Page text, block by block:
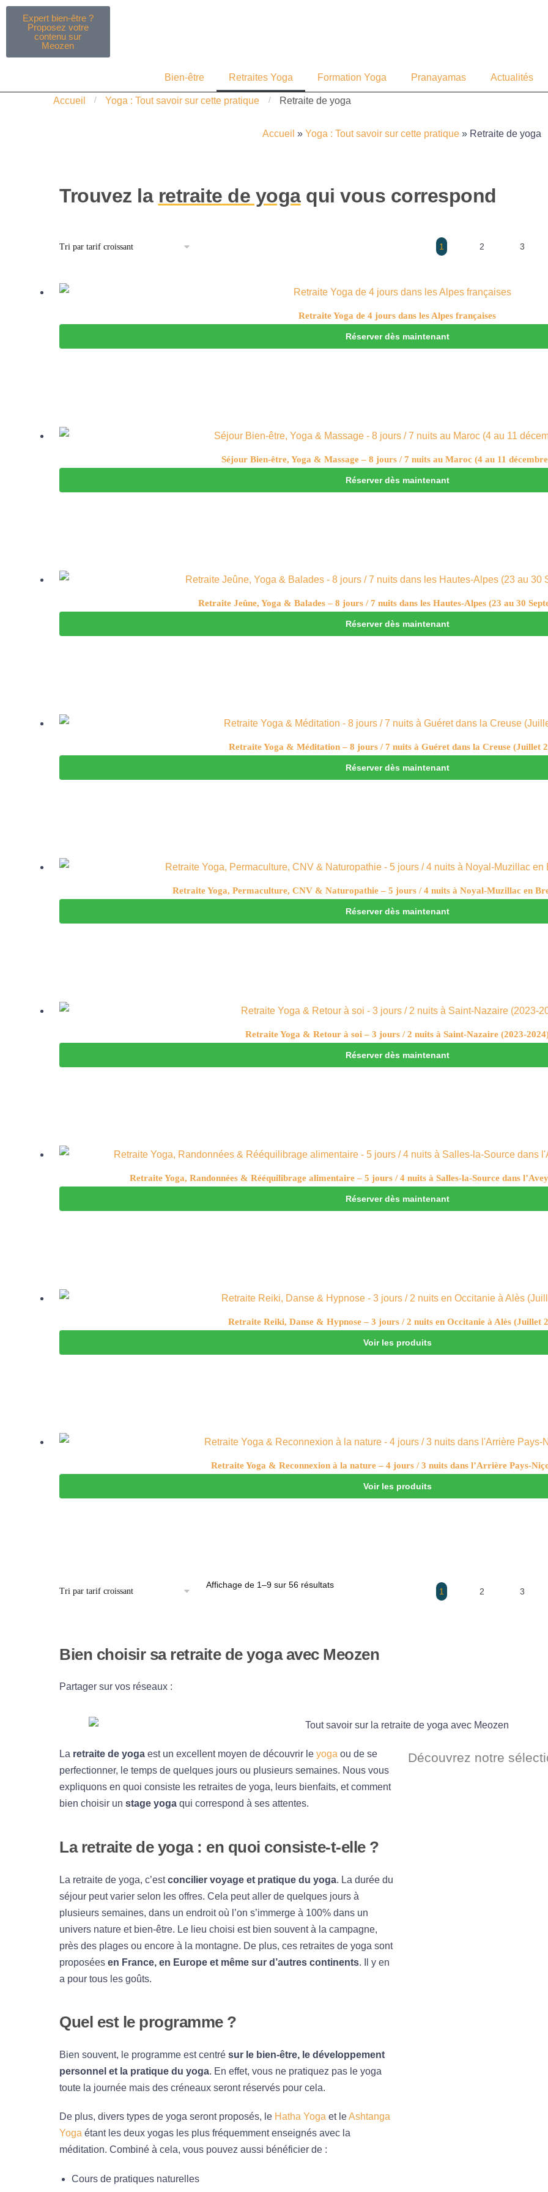
Expert bien-être ?
Proposez votre
contenu sur
Meozen
Bien-être Retraites Yoga Formation Yoga Pranayamas Actualités
Accueil / Yoga : Tout savoir sur cette pratique / Retraite de yoga
Accueil » Yoga : Tout savoir sur cette pratique » Retraite de yoga
Trouvez la retraite de yogaqui vous correspond
1 2 3
Retraite Yoga de 4 jours dans les Alpes françaises
Réserver dès maintenant
Séjour Bien-être, Yoga & Massage – 8 jours / 7 nuits au Maroc (4 au 11
Réserver dès maintenant
Retraite Jeûne, Yoga & Balades – 8 jours / 7 nuits dans les Hautes-Alpes (23 au 30
Réserver dès maintenant
Retraite Yoga & Méditation – 8 jours / 7 nuits à Guéret dans la Creuse (Juillet
Réserver dès maintenant
Retraite Yoga, Permaculture, CNV & Naturopathie – 5 jours / 4 nuits à Noyal-Muzillac en
Réserver dès maintenant
Retraite Yoga & Retour à soi – 3 jours / 2 nuits à Saint-Nazaire (2023-
Réserver dès maintenant
Retraite Yoga, Randonnées & Rééquilibrage alimentaire – 5 jours / 4 nuits à Salles-la-Source dans
Réserver dès maintenant
Retraite Reiki, Danse & Hypnose – 3 jours / 2 nuits en Occitanie à Alès (Juillet
Voir les produits
Retraite Yoga & Reconnexion à la nature – 4 jours / 3 nuits dans l’Arrière Pays-
Voir les produits
Affichage de 1–9 sur 56 résultats
1 2 3
Bien choisir sa retraite de yoga avec Meozen
Partager sur vos réseaux :
La retraite de yoga est un excellent moyen de découvrir le yoga ou de se
perfectionner, le temps de quelques jours ou plusieurs semaines. Nous vous
expliquons en quoi consiste les retraites de yoga, leurs bienfaits, et comment
bien choisir un stage yoga qui correspond à ses attentes.
La retraite de yoga : en quoi consiste-t-elle ?
La retraite de yoga, c’estconcilier voyage et pratique du yoga. La durée du
séjour peut varier selon les offres. Cela peut aller de quelques jours à
plusieurs semaines, dans un endroit où l’on s’immerge à 100% dans un
univers nature et bien-être. Le lieu choisi est bien souvent à la campagne,
près des plages ou encore à la montagne. De plus, ces retraites de yoga sont
proposées en France, en Europe et même sur d’autres continents. Il y en
a pour tous les goûts.
Quel est le programme ?
Bien souvent, le programme est centré sur le bien-être, le développement
personnel et la pratique du yoga. En effet, vous ne pratiquez pas le yoga
toute la journée mais des créneaux seront réservés pour cela.
De plus, divers types de yoga seront proposés, le Hatha Yoga et leAshtanga
Yoga étant les deux yogas les plus fréquemment enseignés avec la
méditation. Combiné à cela, vous pouvez aussi bénéficier de :
Cours de pratiques naturelles
Découvrez notre